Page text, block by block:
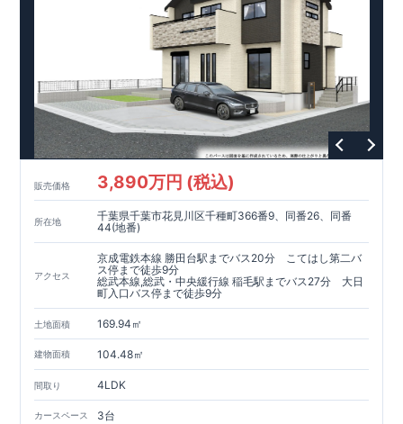
販売価格 3,890万円 (税込)
所在地
千葉県千葉市花見川区千種町366番9、同番26、同番
44(地番)
アクセス
京成電鉄本線 勝田台駅までバス20分 こてはし第二バ
ス停まで徒歩9分
総武本線,総武・中央緩行線 稲毛駅までバス27分 大日
町入口バス停まで徒歩9分
土地面積 169.94㎡
建物面積 104.48㎡
間取り 4LDK
カースペース 3台